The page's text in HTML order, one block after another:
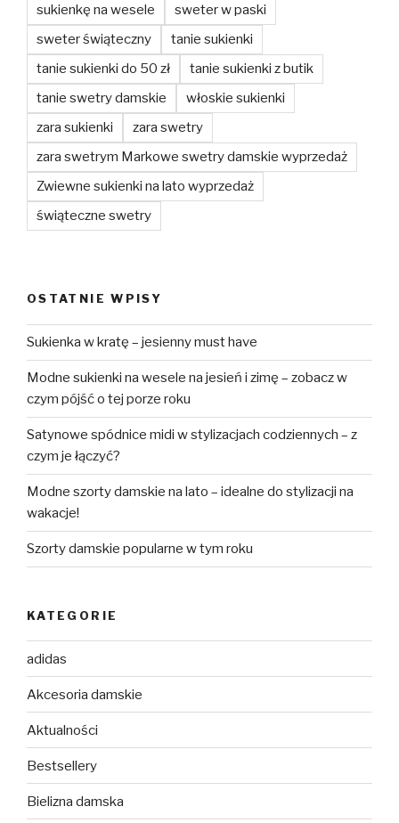
sukienkę na wesele
sweter w paski
sweter świąteczny
tanie sukienki
tanie sukienki do 50 zł
tanie sukienki z butik
tanie swetry damskie
włoskie sukienki
zara sukienki
zara swetry
zara swetrym Markowe swetry damskie wyprzedaż
Zwiewne sukienki na lato wyprzedaż
świąteczne swetry
OSTATNIE WPISY
Sukienka w kratę – jesienny must have
Modne sukienki na wesele na jesień i zimę – zobacz w
czym pójść o tej porze roku
Satynowe spódnice midi w stylizacjach codziennych – z
czym je łączyć?
Modne szorty damskie na lato – idealne do stylizacji na
wakacje!
Szorty damskie popularne w tym roku
KATEGORIE
adidas
Akcesoria damskie
Aktualności
Bestsellery
Bielizna damska